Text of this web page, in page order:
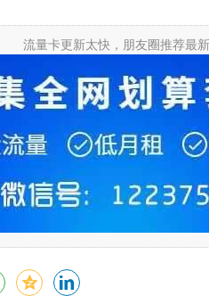
流量卡更新太快，朋友圈推荐最新